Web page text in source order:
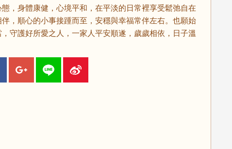
，身體康健，心境平和，在平淡的日常裡享受鬆弛自在
，順心的小事接踵而至，安穩與幸福常伴左右。也願始
守護好所愛之人，一家人平安順遂，歲歲相依，日子溫